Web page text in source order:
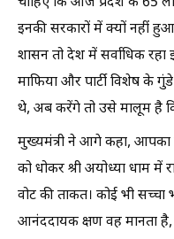
इनकी सरकारों में क्यों नहीं
शासन तो देश में सर्वाधिक रहा
माफिया और पार्टी विशेष के
थे, अब करेंगे तो उसे मालूम है
मुख्यमंत्री ने आगे कहा, आपका
को धोकर श्री अयोध्या धाम में
वोट की ताकत। कोई भी
आनंददायक क्षण वह मानता है,